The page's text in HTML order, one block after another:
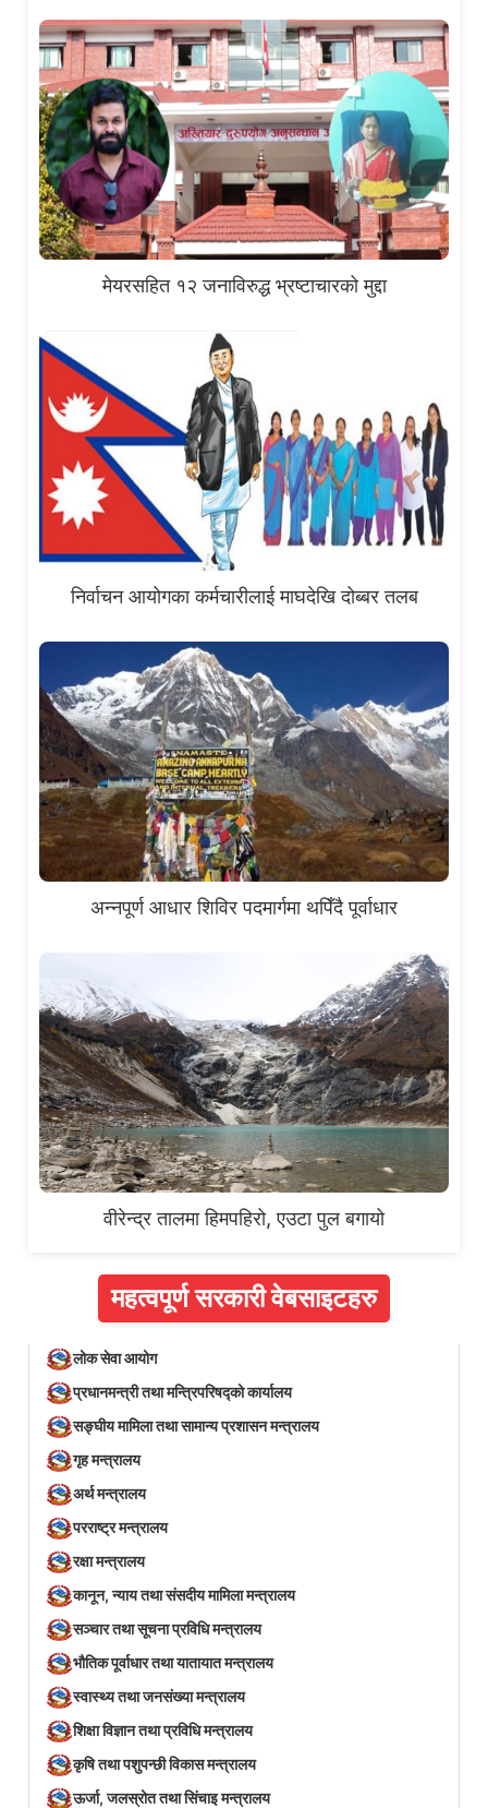
मेयरसहित १२ जनाविरुद्ध भ्रष्टाचारको मुद्दा
निर्वाचन आयोगका कर्मचारीलाई माघदेखि दोब्बर तलब
अन्नपूर्ण आधार शिविर पदमार्गमा थपिँदै पूर्वाधार
वीरेन्द्र तालमा हिमपहिरो, एउटा पुल बगायो
महत्वपूर्ण सरकारी वेबसाइटहरु
लोक सेवा आयोग
प्रधानमन्त्री तथा मन्त्रिपरिषद्को कार्यालय
सङ्घीय मामिला तथा सामान्य प्रशासन मन्त्रालय
गृह मन्त्रालय
अर्थ मन्त्रालय
परराष्ट्र मन्त्रालय
रक्षा मन्त्रालय
कानून, न्याय तथा संसदीय मामिला मन्त्रालय
सञ्‍चार तथा सूचना प्रविधि मन्त्रालय
भौतिक पूर्वाधार तथा यातायात मन्त्रालय
स्वास्थ्य तथा जनसंख्या मन्त्रालय
शिक्षा विज्ञान तथा प्रविधि मन्त्रालय
कृषि तथा पशुपन्छी विकास मन्त्रालय
ऊर्जा, जलस्रोत तथा सिंचाइ मन्त्रालय